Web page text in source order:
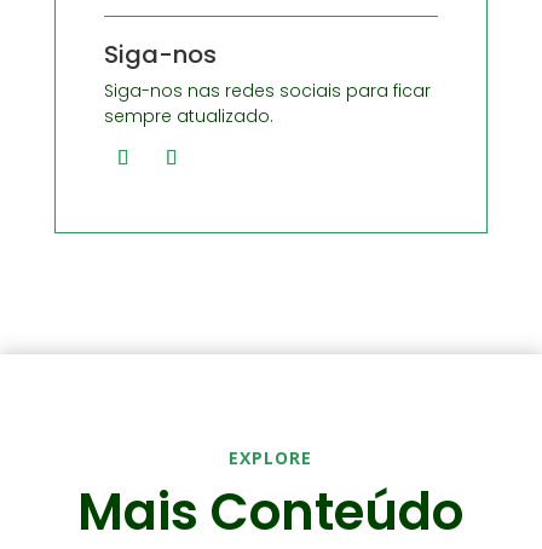
Siga-nos
Siga-nos nas redes sociais para ficar
sempre atualizado.
EXPLORE
Mais Conteúdo